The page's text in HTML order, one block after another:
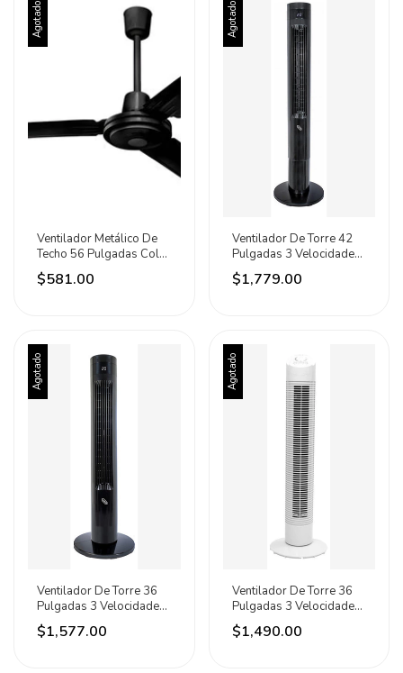
Agotado
Ventilador Metálico De
Techo 56 Pulgadas Color
Negro Katoa 1.422 M
60hz Negro Negro Metal
$581.00
Agotado
Ventilador De Torre 42
Pulgadas 3 Velocidades
Marca Iusa Negro
$1,779.00
Agotado
Ventilador De Torre 36
Pulgadas 3 Velocidades
Marca Iusa Negro
$1,577.00
Agotado
Ventilador De Torre 36
Pulgadas 3 Velocidades
Marca Iusa
$1,490.00